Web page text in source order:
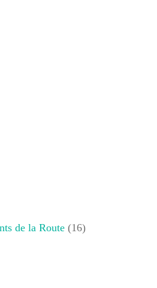
de la Route (16)